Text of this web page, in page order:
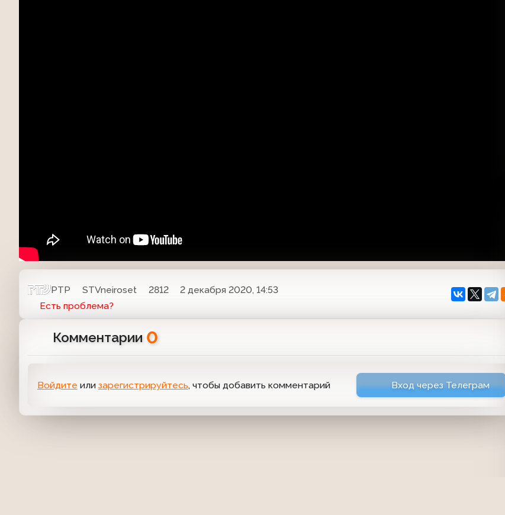
РТР STVneiroset 2812
2 декабря 2020, 14:53
Есть проблема?
Комментарии 0
Войдите или зарегистрируйтесь, чтобы добавить комментарий Вход через Телеграм